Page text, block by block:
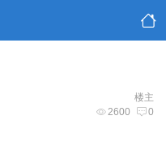
楼主
2600 0